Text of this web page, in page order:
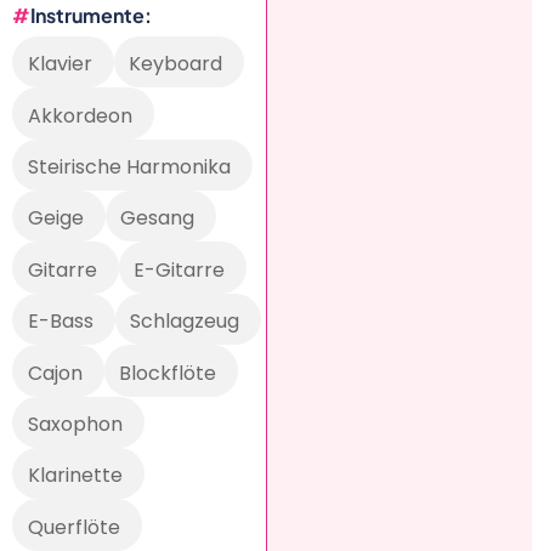
Instrumente
Klavier
Keyboard
Akkordeon
Steirische Harmonika
Geige
Gesang
Gitarre
E-Gitarre
E-Bass
Schlagzeug
Cajon
Blockflöte
Saxophon
Klarinette
Querflöte